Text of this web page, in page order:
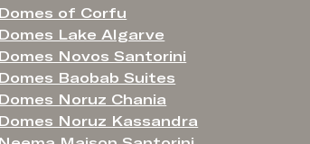
Domes of Corfu
Domes Lake Algarve
Domes Novos Santorini
Domes Baobab Suites
Domes Noruz Chania
Domes Noruz Kassandra